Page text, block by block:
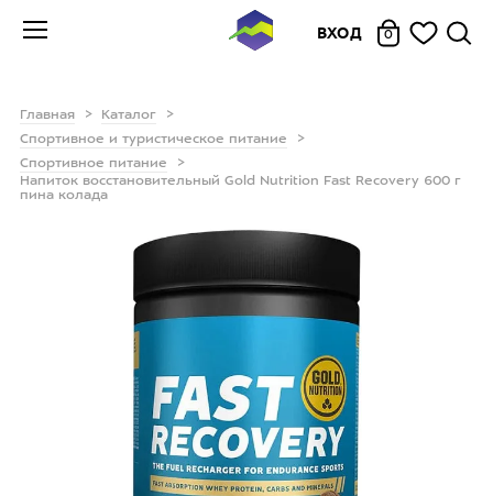
ВХОД 0
Главная
Каталог
Спортивное и туристическое питание
Спортивное питание
Напиток восстановительный Gold Nutrition Fast Recovery 600 г
пина колада